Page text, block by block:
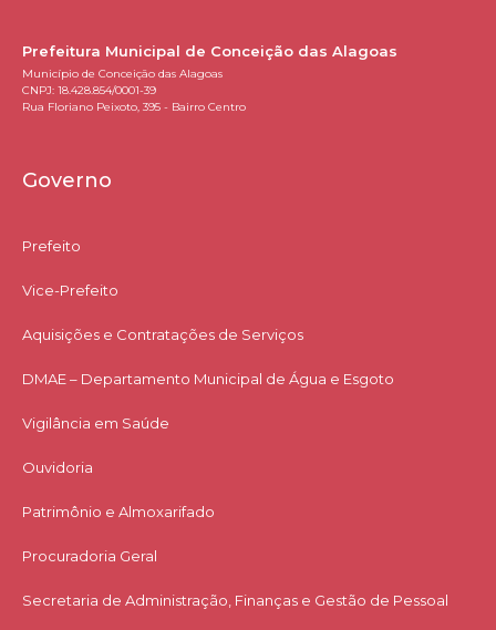
Prefeitura Municipal de Conceição das Alagoas
Município de Conceição das Alagoas
CNPJ: 18.428.854/0001-39
Rua Floriano Peixoto, 395 - Bairro Centro
Governo
Prefeito
Vice-Prefeito
Aquisições e Contratações de Serviços​
DMAE – Departamento Municipal de Água e Esgoto
Vigilância em Saúde
Ouvidoria
Patrimônio e Almoxarifado
Procuradoria Geral
Secretaria de Administração, Finanças e Gestão de Pessoal